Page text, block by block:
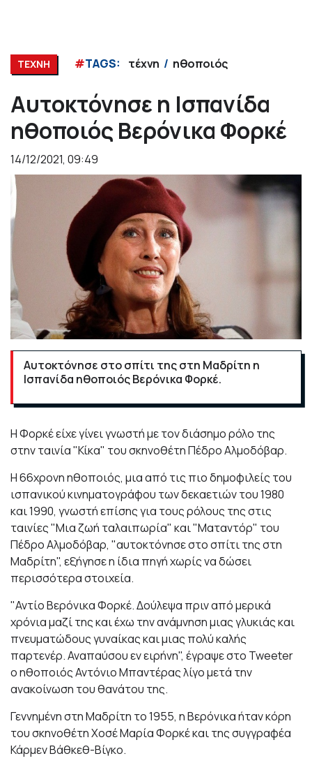
ΤΕΧΝΗ #TAGS: τέχνη ηθοποιός
Αυτοκτόνησε η Ισπανίδα
ηθοποιός Βερόνικα Φορκέ
14/12/2021, 09:49
Αυτοκτόνησε στο σπίτι της στη Μαδρίτη η
Ισπανίδα ηθοποιός Βερόνικα Φορκέ.
Η Φορκέ είχε γίνει γνωστή με τον διάσημο ρόλο της
στην ταινία"Κίκα" του σκηνοθέτη Πέδρο Αλμοδόβαρ.
Η 66χρονη ηθοποιός, μια από τις πιο δημοφιλείς του
ισπανικού κινηματογράφου των δεκαετιών του 1980
και 1990, γνωστή επίσης για τους ρόλους της στις
ταινίες "Μια ζωή ταλαιπωρία" και "Ματαντόρ" του
Πέδρο Αλμοδόβαρ, "αυτοκτόνησε στο σπίτι της στη
Μαδρίτη", εξήγησε η ίδια πηγή χωρίς να δώσει
περισσότερα στοιχεία.
"Αντίο Βερόνικα Φορκέ. Δούλεψα πριν από μερικά
χρόνια μαζί της και έχω την ανάμνηση μιας γλυκιάς και
πνευματώδους γυναίκας και μιας πολύ καλής
παρτενέρ. Αναπαύσου εν ειρήνη", έγραψε στο Tweeter
o ηθοποιός Αντόνιο Μπαντέρας λίγο μετά την
ανακοίνωση του θανάτου της.
Γεννημένη στη Μαδρίτη το 1955, η Βερόνικα ήταν κόρη
του σκηνοθέτη Χοσέ Μαρία Φορκέ και της συγγραφέα
Κάρμεν Βάθκεθ-Βίγκο.